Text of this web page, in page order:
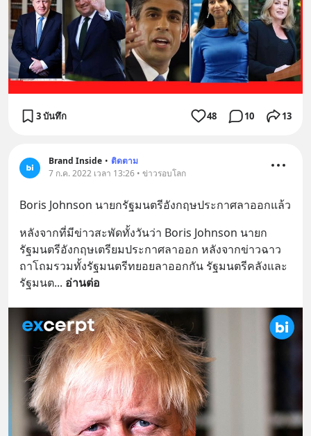
3 บันทึก 48 10 13
Brand Inside • ติดตาม
7 ก.ค. 2022 เวลา 13:26 • ข่าวรอบโลก
Boris Johnson นายกรัฐมนตรีอังกฤษประกาศลาออกแล้ว
หลังจากที่มีข่าวสะพัดทั้งวันว่า Boris Johnson นายก
รัฐมนตรีอังกฤษเตรียมประกาศลาออก หลังจากข่าวฉาว
ถาโถมรวมทั้งรัฐมนตรีทยอยลาออกกัน รัฐมนตรีคลังและ
รัฐมนต... อ่านต่อ